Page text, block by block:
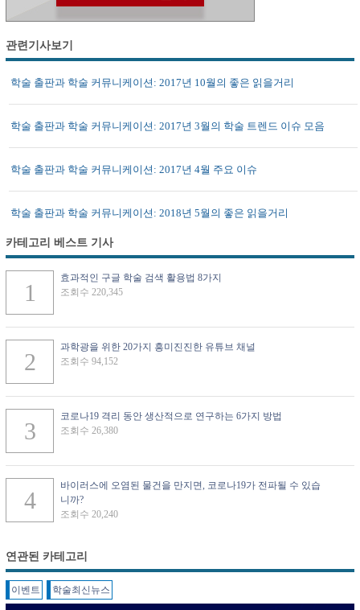
관련기사보기
학술 출판과 학술 커뮤니케이션: 2017년 10월의 좋은 읽을거리
학술 출판과 학술 커뮤니케이션: 2017년 3월의 학술 트렌드 이슈 모음
학술 출판과 학술 커뮤니케이션: 2017년 4월 주요 이슈
학술 출판과 학술 커뮤니케이션: 2018년 5월의 좋은 읽을거리
카테고리 베스트 기사
효과적인 구글 학술 검색 활용법 8가지
조회수 220,345
과학광을 위한 20가지 흥미진진한 유튜브 채널
조회수 94,152
코로나19 격리 동안 생산적으로 연구하는 6가지 방법
조회수 26,380
바이러스에 오염된 물건을 만지면, 코로나19가 전파될 수 있습
니까?
조회수 20,240
연관된 카테고리
이벤트 학술최신뉴스